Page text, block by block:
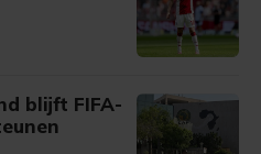
blijft FIFA-